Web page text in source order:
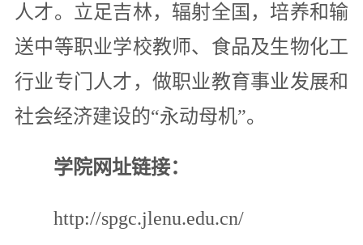
人才。立足吉林，辐射全国，培养和输
送中等职业学校教师、食品及生物化工
行业专门人才，做职业教育事业发展和
社会经济建设的“永动母机”。
学院网址链接：
http://spgc.jlenu.edu.cn/